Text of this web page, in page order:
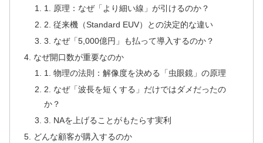
1. 原理：なぜ「より細い線」が引けるのか？
2. 従来機（Standard EUV）との決定的な違い
3. なぜ「5,000億円」も払って導入するのか？
なぜ開口数が重要なのか
1. 物理の法則：解像度を決める「虫眼鏡」の原理
2. なぜ「波長を短くする」だけではダメだったの
か？
3. NAを上げることがもたらす実利
どんな顧客が購入するのか